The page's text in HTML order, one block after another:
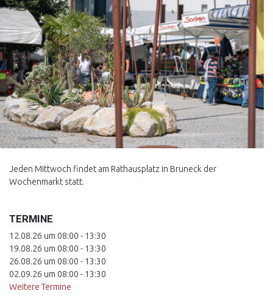
Jeden Mittwoch findet am Rathausplatz in Bruneck der
Wochenmarkt statt.
TERMINE
12.08.26 um 08:00 - 13:30
19.08.26 um 08:00 - 13:30
26.08.26 um 08:00 - 13:30
02.09.26 um 08:00 - 13:30
Weitere Termine